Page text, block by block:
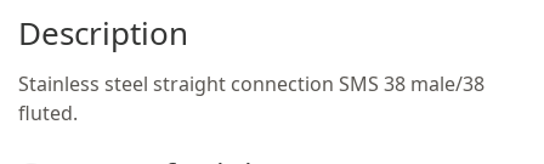
Description
Stainless steel straight connection SMS 38 male/38
fluted.